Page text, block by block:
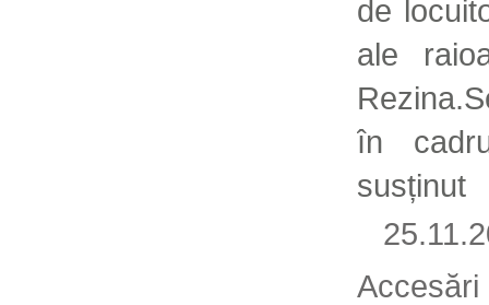
de
ale
în
susținut
Accesări